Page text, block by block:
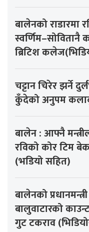
बालेनको
ब्रिटिश
चट्टान चिरेर झर्ने
कुँदेको अनुपम
बालेन : आफ्नै
रविको कोर टिम
(भडियो सहित)
बालेनको
बालुवाटारको
गुट टकराव